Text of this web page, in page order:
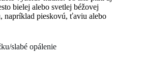
bielej alebo svetlej béžovej
napríklad pieskovú, ťaviu alebo
slabé opálenie